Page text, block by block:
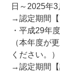
日～2025年3
→認定期間【
・平成29年
（本年度が
ください。）
→認定期間